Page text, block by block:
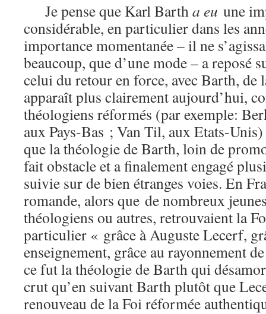
Je pense que Karl Bartha eu une
considérable, en particulier dans les
importance momentanée – il ne
beaucoup, que d’une mode – a reposé
celui du retour en force, avec Barth, de
apparaît plus clairement aujourd’hui,
théologiens réformés (par exemple:
aux Pays-Bas ; Van Til, aux Etats-
que la théologie de Barth, loin de
fait obstacle et a finalement engagé
suivie sur de bien étranges voies. En
romande, alors que de nombreux
théologiens ou autres, retrouvaient la
particulier « grâce à Auguste Lecerf,
enseignement, grâce au rayonnement
ce fut la théologie de Barth qui
crut qu’en suivant Barth plutôt que
renouveau de la Foi réformée